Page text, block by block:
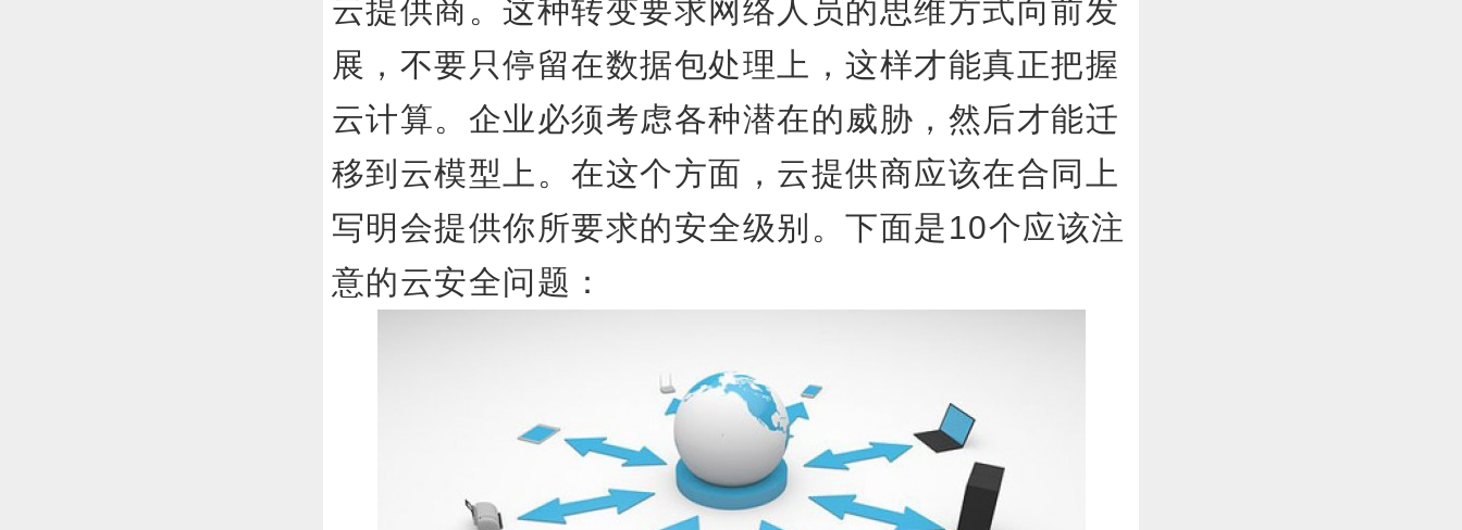
云提供商。这种转变要求网络人员的思维方式向前发
展，不要只停留在数据包处理上，这样才能真正把握
云计算。企业必须考虑各种潜在的威胁，然后才能迁
移到云模型上。在这个方面，云提供商应该在合同上
写明会提供你所要求的安全级别。下面是10个应该注
意的云安全问题：